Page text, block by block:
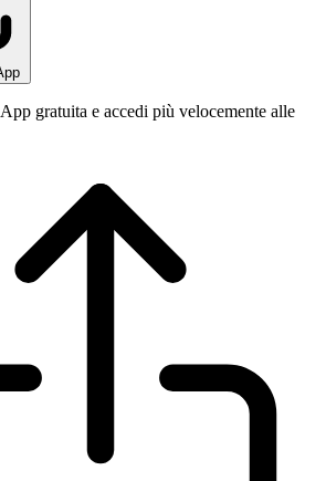
gratuita e accedi più velocemente alle